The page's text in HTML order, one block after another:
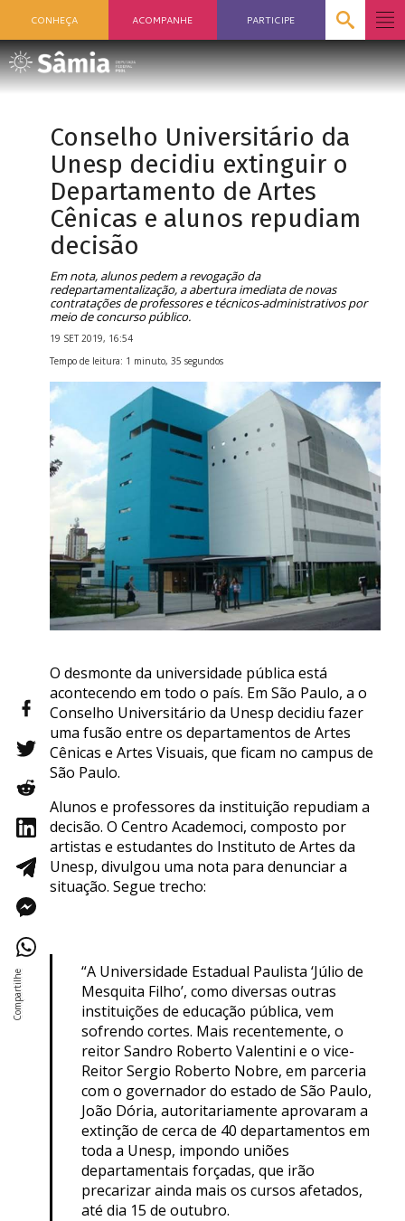
CONHEÇA ACOMPANHE PARTICIPE
Conselho Universitário da
Unesp decidiu extinguir o
Departamento de Artes
Cênicas e alunos repudiam
decisão
Em nota, alunos pedem a revogação da
redepartamentalização, a abertura imediata de novas
contratações de professores e técnicos-administrativos por
meio de concurso público.
19 SET 2019, 16:54
Tempo de leitura: 1 minuto, 35 segundos
O desmonte da universidade pública está
acontecendo em todo o país. Em São Paulo, a o
Conselho Universitário da Unesp decidiu fazer
uma fusão entre os departamentos de Artes
Cênicas e Artes Visuais, que ficam no campus de
São Paulo.
Alunos e professores da instituição repudiam a
decisão. O Centro Academoci, composto por
artistas e estudantes do Instituto de Artes da
Unesp, divulgou uma nota para denunciar a
situação. Segue trecho:
“A Universidade Estadual Paulista ‘Júlio de
Mesquita Filho’, como diversas outras
instituições de educação pública, vem
sofrendo cortes. Mais recentemente, o
reitor Sandro Roberto Valentini e o vice-
Reitor Sergio Roberto Nobre, em parceria
com o governador do estado de São Paulo,
João Dória, autoritariamente aprovaram a
extinção de cerca de 40 departamentos em
toda a Unesp, impondo uniões
departamentais forçadas, que irão
precarizar ainda mais os cursos afetados,
até dia 15 de outubro.